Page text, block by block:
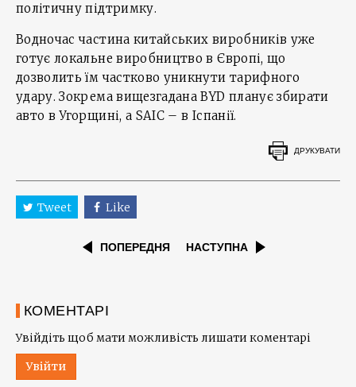
політичну підтримку.
Водночас частина китайських виробників уже
готує локальне виробництво в Європі, що
дозволить їм частково уникнути тарифного
удару. Зокрема вищезгадана BYD планує збирати
авто в Угорщині, а SAIC – в Іспанії.
ДРУКУВАТИ
Tweet Like
ПОПЕРЕДНЯ НАСТУПНА
КОМЕНТАРІ
Увійдіть щоб мати можливість лишати коментарі
Увійти